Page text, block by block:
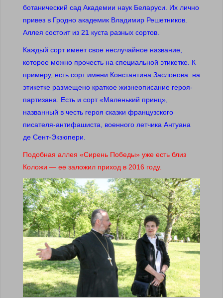
ботанический сад Академии наук Беларуси. Их лично
привез в Гродно академик Владимир Решетников.
Аллея состоит из 21 куста разных сортов.
Каждый сорт имеет свое неслучайное название,
которое можно прочесть на специальной этикетке. К
примеру, есть сорт имени Константина Заслонова: на
этикетке размещено краткое жизнеописание героя-
партизана. Есть и сорт «Маленький принц»,
названный в честь героя сказки французского
писателя-антифашиста, военного летчика Антуана
де Сент-Экзюпери.
Подобная аллея «Сирень Победы» уже есть близ
Коложи — ее заложил приход в 2016 году.